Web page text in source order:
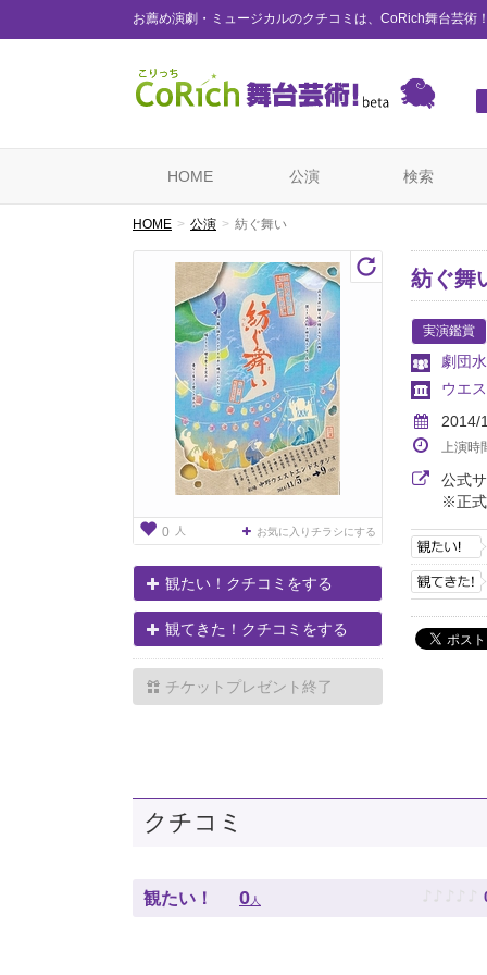
お薦め演劇・ミュージカルのクチコミは、CoRich舞台芸術
HOME 公演 検索
HOME 公演 紡ぐ舞い
0 人 お気に入りチラシにする
観たい！クチコミをする
観てきた！クチコミをする
チケットプレゼント終了
紡ぐ舞
実演鑑賞
劇団
ウエ
2014/
上演時
公式
※正式
クチコミ
観たい！ 0人 ♪ ♪ ♪ ♪ ♪